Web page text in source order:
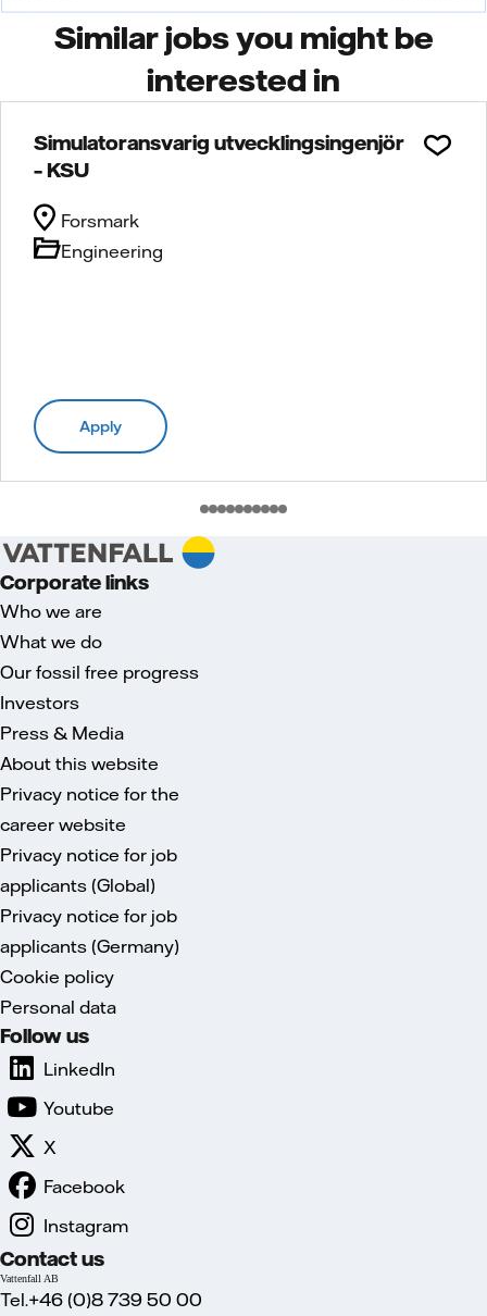
Similar jobs you might be
interested in
Simulatoransvarig utvecklingsingenjör
– KSU
Engineering
Forsmark
Apply
Corporate links
Who we are
What we do
Our fossil free progress
Investors
Press & Media
About this website
Privacy notice for the
career website
Privacy notice for job
applicants (Global)
Privacy notice for job
applicants (Germany)
Cookie policy
Personal data
Follow us
LinkedIn
Youtube
X
Facebook
Instagram
Contact us
Vattenfall AB
Tel.+46 (0)8 739 50 00